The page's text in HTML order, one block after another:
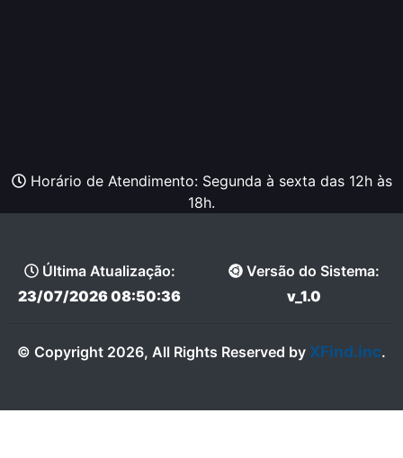
Horário de Atendimento: Segunda à sexta das 12h às
18h.
Última Atualização:
23/07/2026 08:50:36
Versão do Sistema:
v_1.0
© Copyright 2026, All Rights Reserved by XFind.inc.